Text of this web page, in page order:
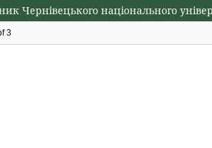
Чернівецького національного